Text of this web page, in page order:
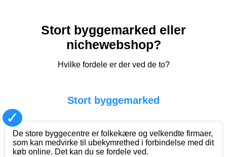
Stort byggemarked eller
nichewebshop?
Hvilke fordele er der ved de to?
Stort byggemarked
✓
De store byggecentre er folkekære og velkendte firmaer,
som kan medvirke til ubekymrethed i forbindelse med dit
køb online. Det kan du se fordele ved.